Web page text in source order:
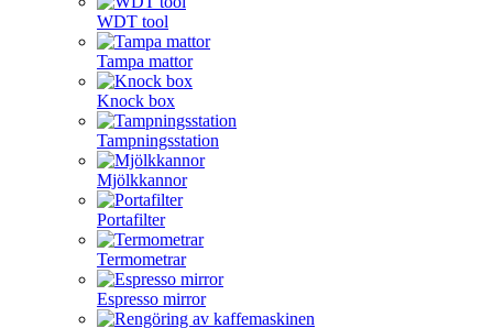
WDT tool
Tampa mattor
Knock box
Tampningsstation
Mjölkkannor
Portafilter
Termometrar
Espresso mirror